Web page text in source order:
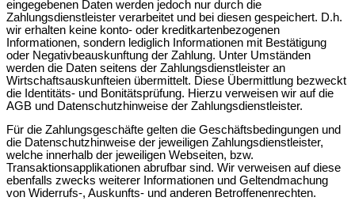
eingegebenen Daten werden jedoch nur durch die
Zahlungsdienstleister verarbeitet und bei diesen gespeichert. D.h.
wir erhalten keine konto- oder kreditkartenbezogenen
Informationen, sondern lediglich Informationen mit Bestätigung
oder Negativbeauskunftung der Zahlung. Unter Umständen
werden die Daten seitens der Zahlungsdienstleister an
Wirtschaftsauskunfteien übermittelt. Diese Übermittlung bezweckt
die Identitäts- und Bonitätsprüfung. Hierzu verweisen wir auf die
AGB und Datenschutzhinweise der Zahlungsdienstleister.
Für die Zahlungsgeschäfte gelten die Geschäftsbedingungen und
die Datenschutzhinweise der jeweiligen Zahlungsdienstleister,
welche innerhalb der jeweiligen Webseiten, bzw.
Transaktionsapplikationen abrufbar sind. Wir verweisen auf diese
ebenfalls zwecks weiterer Informationen und Geltendmachung
von Widerrufs-, Auskunfts- und anderen Betroffenenrechten.